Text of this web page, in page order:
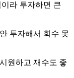
라 투자하면 큰
투자해서 회수 못
원하고 재수도 좋